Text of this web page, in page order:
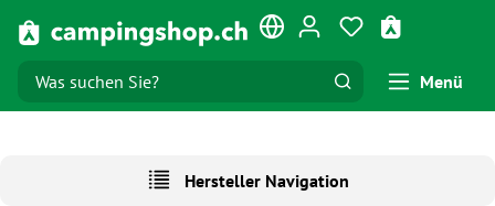
Zum Hauptinhalt springen Du hast 0
Menü
Hersteller Navigation